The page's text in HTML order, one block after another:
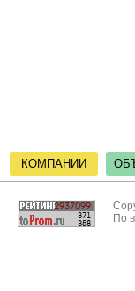
КОМПАНИИ
По